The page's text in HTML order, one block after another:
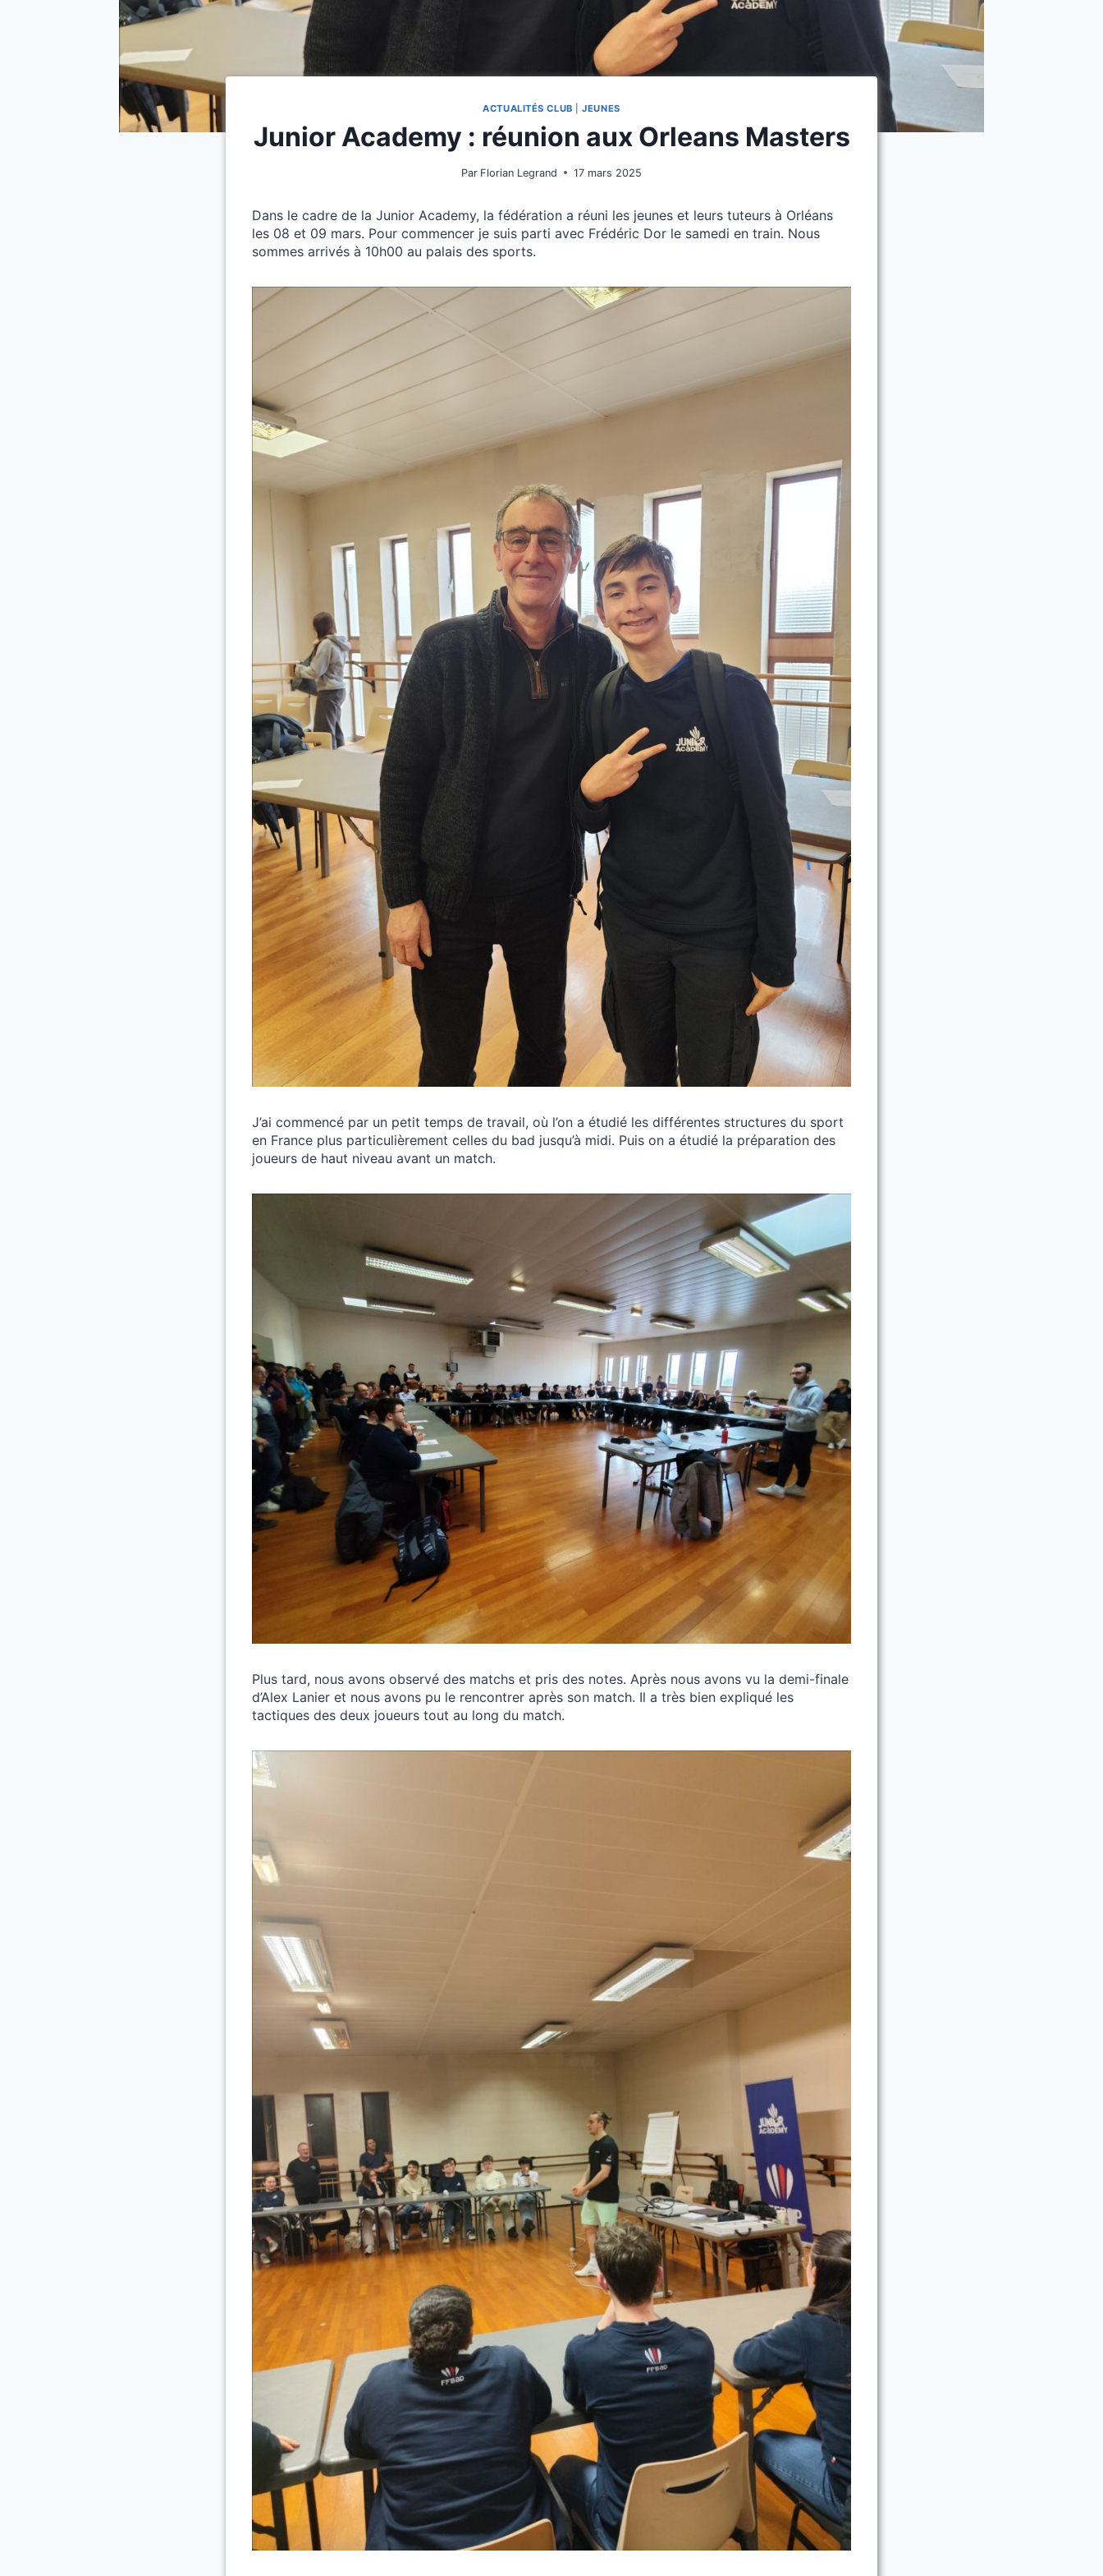
ACTUALITÉS CLUB |JEUNES
Junior Academy : réunion aux Orleans Masters
Par Florian Legrand 17 mars 2025
Dans le cadre de la Junior Academy, la fédération a réuni les jeunes et leurs tuteurs à Orléans
les 08 et 09 mars. Pour commencer je suis parti avec Frédéric Dor le samedi en train. Nous
sommes arrivés à 10h00 au palais des sports.
J’ai commencé par un petit temps de travail, où l’on a étudié les différentes structures du sport
en France plus particulièrement celles du bad jusqu’à midi. Puis on a étudié la préparation des
joueurs de haut niveau avant un match.
Plus tard, nous avons observé des matchs et pris des notes. Après nous avons vu la demi-finale
d’Alex Lanier et nous avons pu le rencontrer après son match. Il a très bien expliqué les
tactiques des deux joueurs tout au long du match.